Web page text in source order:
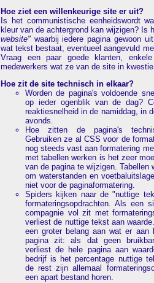
Hoe ziet een willenkeurige site er uit?
Is het communistische eenheidswordt
kleur van de achtergrond kan wijzigen? Is
website" waarbij iedere pagina gewoon
wat tekst bestaat, eventueel aangevuld
Vraag een paar goede klanten,
medewerkers wat ze van de site in
Hoe zit de site technisch in elkaar?
Worden de pagina's voldoende
op ieder ogenblik van de dag?
reaktiesnelheid in de namiddag, in
avonds.
Hoe zitten de pagina's
Gebruiken ze al CSS voor de
nog steeds vast aan formatering
met tabellen werken is het zeer
van de pagina te wijzigen. Tabellen
om waterstanden en
niet voor de paginaformatering.
Spiders kijken naar de "nuttige
formateringsopdrachten. Als een
compagnie vol zit met
verliest de nuttige tekst aan
een groter belang aan wat er aan
pagina zit: als dat geen
verliest de hele pagina aan
bedrijf is het percentage nuttige
de rest zijn allemaal
een apart bestand horen.